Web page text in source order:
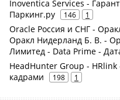
Inoventica Services -
Паркинг.ру
146 1
Oracle Россия и СНГ -
Оракл Нидерланд Б. В. -
Лимитед - Data Prime -
HeadHunter Group -
кадрами
198 1